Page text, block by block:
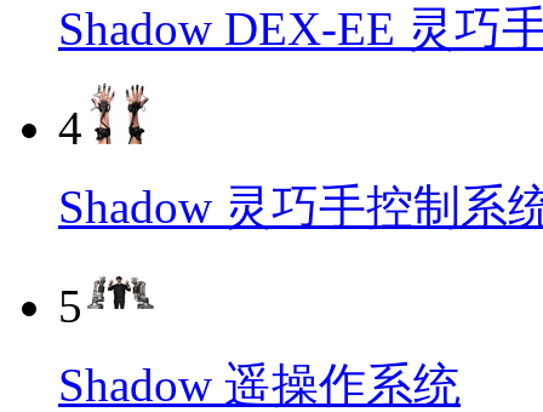
Shadow DEX-EE 灵巧
4
Shadow 灵巧手控制系
5
Shadow 遥操作系统